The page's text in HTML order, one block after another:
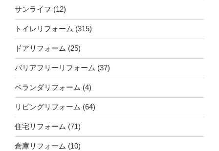
サンライフ (12)
トイレリフォーム (315)
ドアリフォーム (25)
バリアフリーリフォーム (37)
ベランダリフォーム (4)
リビングリフォーム (64)
住宅リフォーム (71)
倉庫リフォーム (10)